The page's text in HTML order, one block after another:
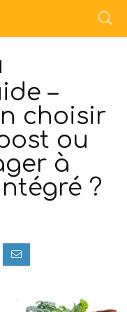
–
choisir
ou
à
?